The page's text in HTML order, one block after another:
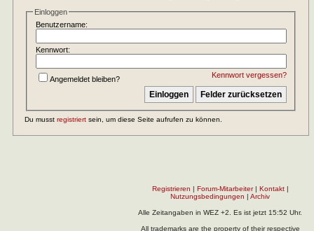
Einloggen
Benutzername:
Kennwort:
Kennwort vergessen?
Angemeldet bleiben?
Du musst registriert sein, um diese Seite aufrufen zu können.
Registrieren | Forum-Mitarbeiter| Kontakt|
Nutzungsbedingungen | Archiv
Alle Zeitangaben in WEZ +2. Es ist jetzt 15:52 Uhr.
All trademarks are the property of their respective